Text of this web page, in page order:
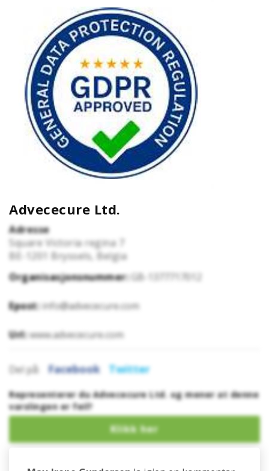
Advececure Ltd.
Adresse
Square Victoria regina 7
BE-1201
Bryssels, Belgia
Organisasjonsnummer: GB-1377717012
Epost:info@advececure.com
Url:www.advececure.com
Del på: Facebook Twitter
Representerer du Advececure Ltd. og mener at denne
varslingen er feil?